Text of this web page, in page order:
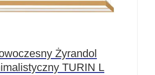
Żyrandol
TURIN L